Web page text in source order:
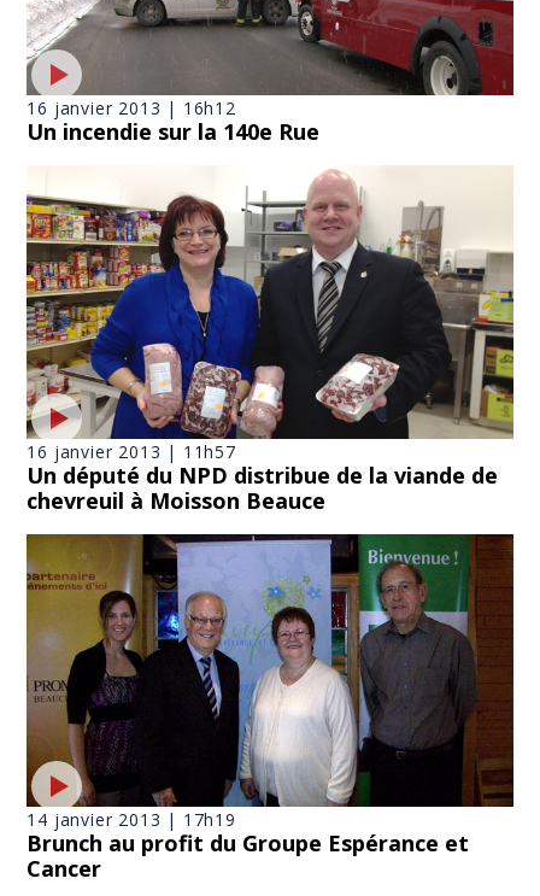
16 janvier 2013 | 16h12
Un incendie sur la 140e Rue
16 janvier 2013 | 11h57
Un député du NPD distribue de la viande de
chevreuil à Moisson Beauce
14 janvier 2013 | 17h19
Brunch au profit du Groupe Espérance et
Cancer